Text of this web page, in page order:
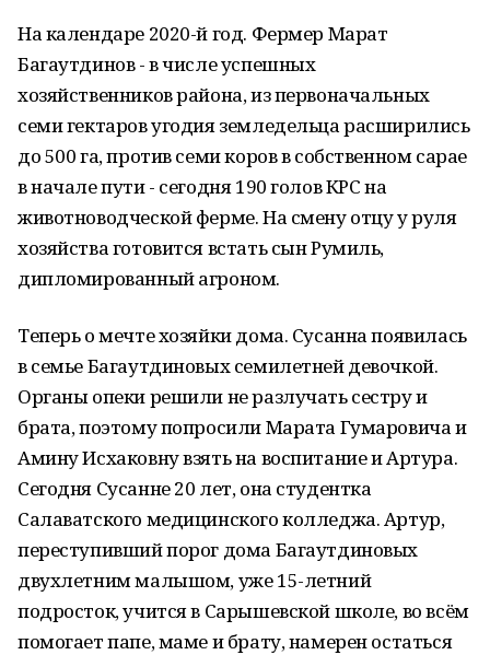
На календаре 2020-й год. Фермер Марат
Багаутдинов - в числе успешных
хозяйственников района, из первоначальных
семи гектаров угодия земледельца расширились
до 500 га, против семи коров в собственном сарае
в начале пути - сегодня 190 голов КРС на
животноводческой ферме. На смену отцу у руля
хозяйства готовится встать сын Румиль,
дипломированный агроном.
Теперь о мечте хозяйки дома. Сусанна появилась
в семье Багаутдиновых семилетней девочкой.
Органы опеки решили не разлучать сестру и
брата, поэтому попросили Марата Гумаровича и
Амину Исхаковну взять на воспитание и Артура.
Сегодня Сусанне 20 лет, она студентка
Салаватского медицинского колледжа. Артур,
переступивший порог дома Багаутдиновых
двухлетним малышом, уже 15-летний
подросток, учится в Сарышевской школе, во всём
помогает папе, маме и брату, намерен остаться